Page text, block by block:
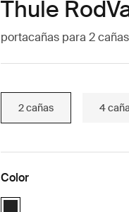
Thule
portacañas para 2 cañas
2 cañas 4
Color
Black (selected)